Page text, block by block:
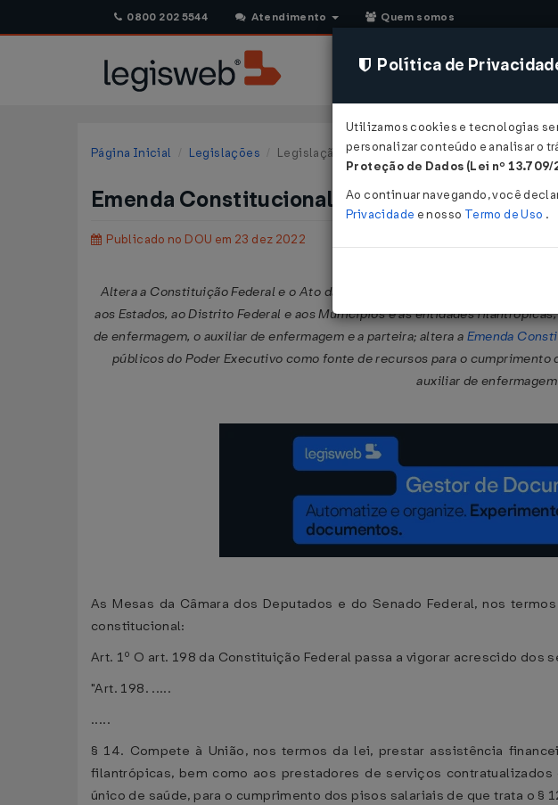
0800 202 5544 Atendimento Quem somos
CONSULTORIA
Página Inicial Legislações Legislação Federal
Emenda Constitucional Nº 127 DE 22/12/
Publicado no DOU em 23 dez 2022
Altera a Constituição Federal e o Ato das Disposições Constitucionais
aos Estados, ao Distrito Federal e aos Municípios e às entidades
de enfermagem, o auxiliar de enfermagem e a parteira; altera a Emenda
públicos do Poder Executivo como fonte de recursos para o
auxiliar de
As Mesas da Câmara dos Deputados e do Senado Federal, nos
constitucional:
Art. 1º O art. 198 da Constituição Federal passa a vigorar acrescido dos
"Art. 198. .....
.....
§ 14. Compete à União, nos termos da lei, prestar assistência
filantrópicas, bem como aos prestadores de serviços
único de saúde, para o cumprimento dos pisos salariais de que trata o §
Política de
Utilizamos cookies e tecnologias
personalizar conteúdo e analisar o
Proteção de Dados (Lei nº 13.709/
Ao continuar navegando, você
Privacidade e nosso Termo de Uso .